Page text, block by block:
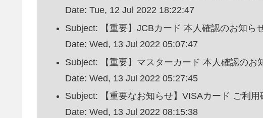
Date: Tue, 12 Jul 2022 18:22:47
Subject: 【重要】JCBカード 本人確認のお知ら
Date: Wed, 13 Jul 2022 05:07:47
Subject: 【重要】マスターカード 本人確認のお
Date: Wed, 13 Jul 2022 05:27:45
Subject: 【重要なお知らせ】VISAカード ご利用
Date: Wed, 13 Jul 2022 08:15:38